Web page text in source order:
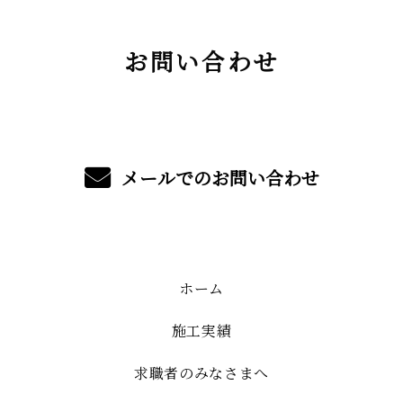
お問い合わせ
メールでのお問い合わせ
ホーム
施工実績
求職者のみなさまへ